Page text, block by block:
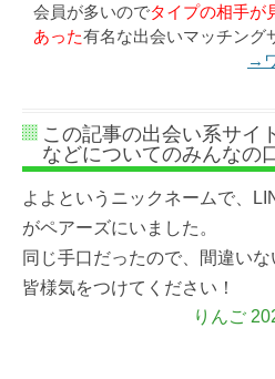
会員が多いのでタイプの相手が
あった有名な出会いマッチング
→
この記事の出会い系サイ
などについてのみんなの
よよというニックネームで、
がペアーズにいました。
同じ手口だったので、間違いな
皆様気をつけてください！
りんご